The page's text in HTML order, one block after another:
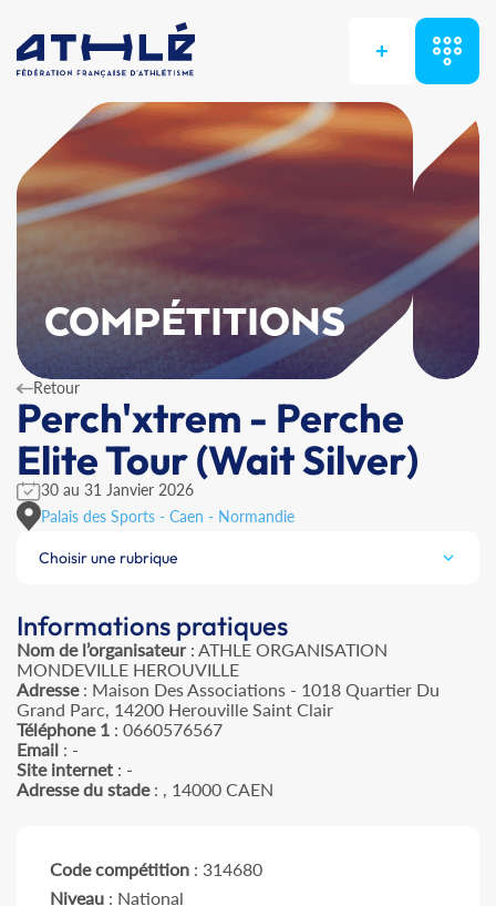
+
COMPÉTITIONS
Retour
Perch'xtrem - Perche
Elite Tour (Wait Silver)
30 au 31 Janvier 2026
Palais des Sports - Caen - Normandie
Choisir une rubrique
Informations pratiques
Nom de l’organisateur: ATHLE ORGANISATION
MONDEVILLE HEROUVILLE
Adresse: Maison Des Associations - 1018 Quartier Du
Grand Parc, 14200 Herouville Saint Clair
Téléphone 1 : 0660576567
Email : -
Site internet : -
Adresse du stade: , 14000 CAEN
Code compétition : 314680
Niveau : National